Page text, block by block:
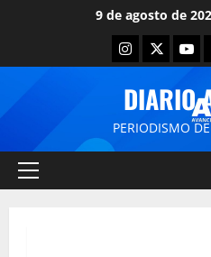
9 de agosto de
DIARIO
PERIODISMO